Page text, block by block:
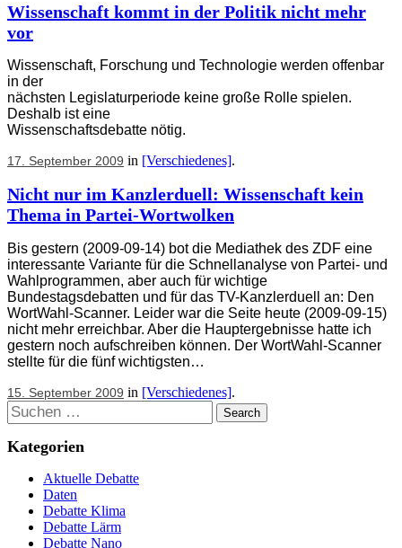
Wissenschaft kommt in der Politik nicht mehr
vor
Wissenschaft, Forschung und Technologie werden offenbar
in der
nächsten Legislaturperiode keine große Rolle spielen.
Deshalb ist eine
Wissenschaftsdebatte nötig.
17. September 2009 in [Verschiedenes].
Nicht nur im Kanzlerduell: Wissenschaft kein
Thema in Partei-Wortwolken
Bis gestern (2009-09-14) bot die Mediathek des ZDF eine
interessante Variante für die Schnellanalyse von Partei- und
Wahlprogrammen, aber auch für wichtige
Bundestagsdebatten und für das TV-Kanzlerduell an: Den
WortWahl-Scanner. Leider war die Seite heute (2009-09-15)
nicht mehr erreichbar. Aber die Hauptergebnisse hatte ich
gestern noch aufschreiben können. Der WortWahl-Scanner
stellte für die fünf wichtigsten…
15. September 2009 in [Verschiedenes].
Suchen
Kategorien
Aktuelle Debatte
Daten
Debatte Klima
Debatte Lärm
Debatte Nano